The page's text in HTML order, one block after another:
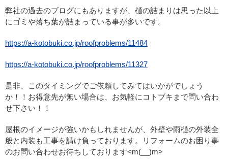
弊社の過去のブログにもありますが、樋の詰まりは思った以上
にゴミや落ち葉が詰まっている事が多いです。
https://a-kotobuki.co.jp/roofproblems/11484
https://a-kotobuki.co.jp/roofproblems/11327
是非、このタイミングでご依頼してみてはいかがでしょう
か！！お得意先が無い場合は、お気軽にコトブキまで問い合わ
せ下さい！！
屋根のイメージが強いかもしれませんが、外壁や雨樋の外装全
般と内装も工事を請け負っております。リフォームのお困り事
のお問い合わせお待ちしております<m(__)m>